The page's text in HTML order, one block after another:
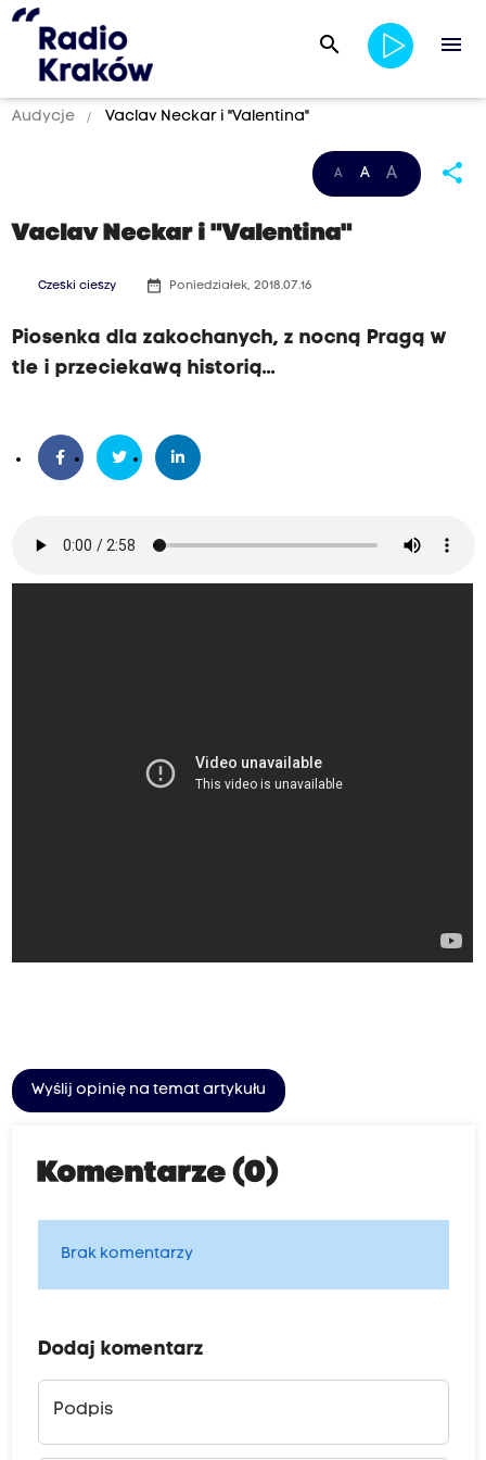
search menu
Audycje Vaclav Neckar i "Valentina"
A A A share
Vaclav Neckar i "Valentina"
Czeski cieszy date_range Poniedziałek, 2018.07.16
Piosenka dla zakochanych, z nocną Pragą w
tle i przeciekawą historią...
Wyślij opinię na temat artykułu
Komentarze (0)
Brak komentarzy
Dodaj komentarz
Podpis